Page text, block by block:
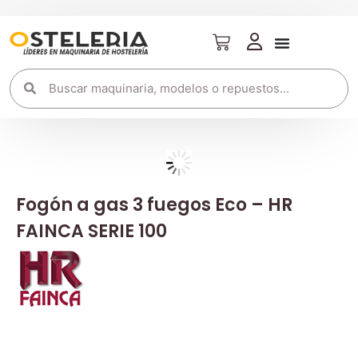
Fogón a gas 3 fuegos Eco – HR
FAINCA SERIE 100